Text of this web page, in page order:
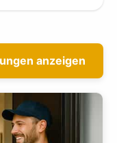
anzeigen